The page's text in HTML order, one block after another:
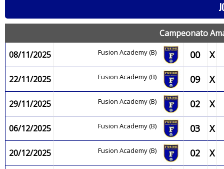
Campeonato
08/11/2025
Fusion Academy (B) 00 X
22/11/2025 Fusion Academy (B) 09 X
29/11/2025 Fusion Academy (B) 02 X
06/12/2025 Fusion Academy (B) 03 X
20/12/2025 Fusion Academy (B) 02 X